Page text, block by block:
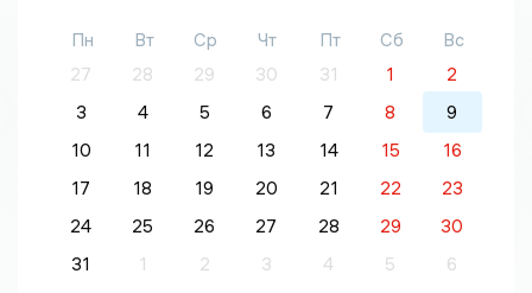
Пн Вт Ср Чт Пт Сб
Вс
27
28 29 30 31 1
2
3
4 5 6 7 8
9
10
11 12 13 14 15
16
17
18 19 20 21 22
23
24
25 26 27 28 29
30
31
1 2 3 4 5 6